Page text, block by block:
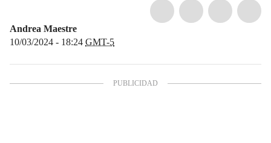
Andrea Maestre
10/03/2024 - 18:24 GMT-5